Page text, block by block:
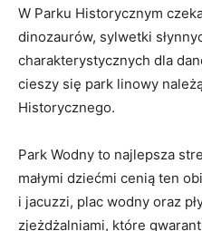
W Parku Historycznym
dinozaurów, sylwetki
charakterystycznych dla
cieszy się park linowy
Historycznego.
Park Wodny to najlepsza
małymi dziećmi cenią ten
i jacuzzi, plac wodny oraz
zjeżdżalniami, które